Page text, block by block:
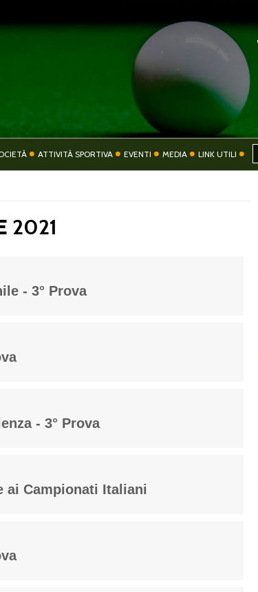
COMITATI PROVINCIALI
ATTIVITÀ SPORTIVA EVENTI MEDIA LINK UTILI
2021
- 3° Prova
- 3° Prova
ai Campionati Italiani